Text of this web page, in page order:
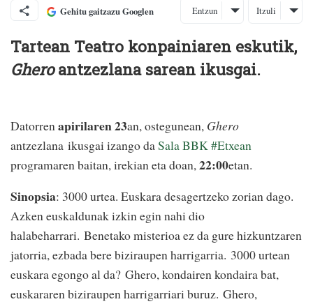
Gehitu gaitzazu Googlen Entzun Itzuli
Tartean Teatro konpainiaren eskutik,
Gheroantzezlana sarean ikusgai.
Datorrenapirilaren 23an, ostegunean, Ghero
antzezlana ikusgai izango daSala BBK#Etxean
programaren baitan, irekian eta doan,22:00etan.
Sinopsia: 3000 urtea. Euskara desagertzeko zorian dago.
Azken euskaldunak izkin egin nahi dio
halabeharrari. Benetako misterioa ez da gure hizkuntzaren
jatorria, ezbada bere biziraupen harrigarria. 3000 urtean
euskara egongo al da? Ghero, kondairen kondaira bat,
euskararen biziraupen harrigarriari buruz. Ghero,